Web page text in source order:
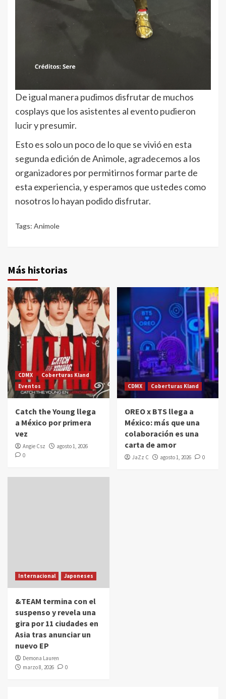
De igual manera pudimos disfrutar de muchos
cosplays que los asistentes al evento pudieron
lucir y presumir.
Esto es solo un poco de lo que se vivió en esta
segunda edición de Animole, agradecemos a los
organizadores por permitirnos formar parte de
esta experiencia, y esperamos que ustedes como
nosotros lo hayan podido disfrutar.
Tags: Animole
Más historias
CDMX
Coberturas Kland
Eventos
Catch the Young llega
a México por primera
vez
Angie Csz
agosto 1, 2026
0
CDMX Coberturas Kland
OREO x BTS llega a
México: más que una
colaboración es una
carta de amor
JaZz C agosto 1, 2026 0
Internacional Japoneses
&TEAM termina con el
suspenso y revela una
gira por 11 ciudades en
Asia tras anunciar un
nuevo EP
Demona Lauren
marzo 8, 2026
0